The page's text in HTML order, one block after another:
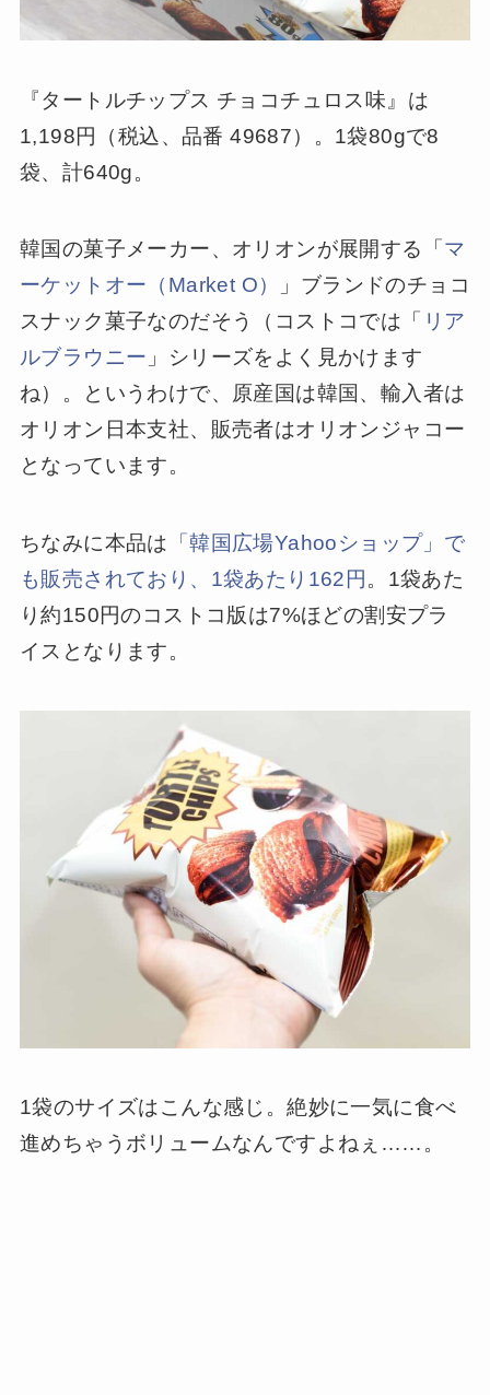
『タートルチップス チョコチュロス味』は
1,198円（税込、品番 49687）。1袋80gで8
袋、計640g。
韓国の菓子メーカー、オリオンが展開する「 マ
ーケットオー（Market O）
」ブランドのチョコ
スナック菓子なのだそう（コストコでは「 リア
ルブラウニー 」シリーズをよく見かけます
ね）。というわけで、原産国は韓国、輸入者は
オリオン日本支社、販売者はオリオンジャコー
となっています。
ちなみに本品は 「韓国広場Yahooショップ」で
も販売されており、1袋あたり162円 。1袋あた
り約150円のコストコ版は7%ほどの割安プラ
イスとなります。
1袋のサイズはこんな感じ。絶妙に一気に食べ
進めちゃうボリュームなんですよねぇ……。